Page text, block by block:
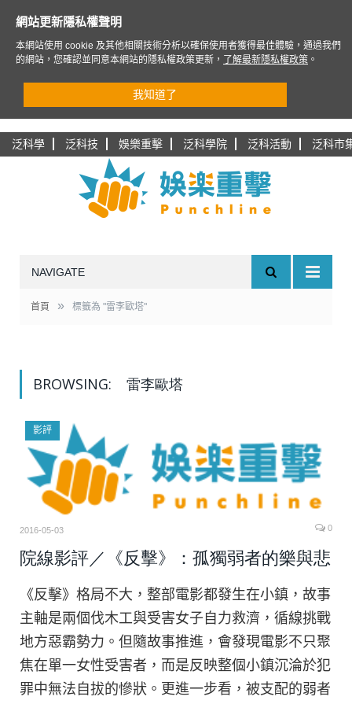
泛科學 泛科技 娛樂重擊 泛科學院 泛科活動 泛科市
NAVIGATE
首頁 » 標籤為 "雷李歐塔"
BROWSING: 雷李歐塔
影評
2016-05-03 0
院線影評／《反擊》：孤獨弱者的樂與悲
《反擊》格局不大，整部電影都發生在小鎮，故事
主軸是兩個伐木工與受害女子自力救濟，循線挑戰
地方惡霸勢力。但隨故事推進，會發現電影不只聚
焦在單一女性受害者，而是反映整個小鎮沉淪於犯
罪中無法自拔的慘狀。更進一步看，被支配的弱者
網站更新隱私權聲明
本網站使用 cookie 及其他相關技術分析以確保使用者獲得最佳體驗，通過我們
的網站，您確認並同意本網站的隱私權政策更新，
了解最新隱私權政策 。
我知道了